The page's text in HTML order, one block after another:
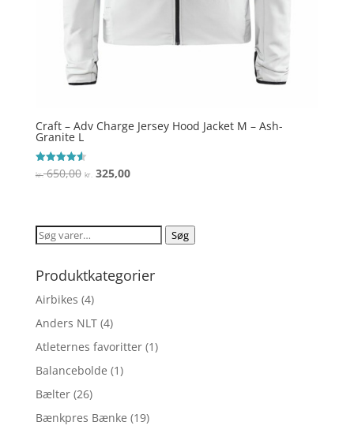
Craft – Adv Charge Jersey Hood Jacket M – Ash-
Granite L
Vurderet
4.6
kr.650,00 Den
var:
kr. 650,00.
kr.325,00Den
er:
kr. 325,00.
Søg
Søg
Produktkategorier
Airbikes (4)
Anders NLT (4)
Atleternes favoritter (1)
Balancebolde (1)
Bælter (26)
Bænkpres Bænke (19)